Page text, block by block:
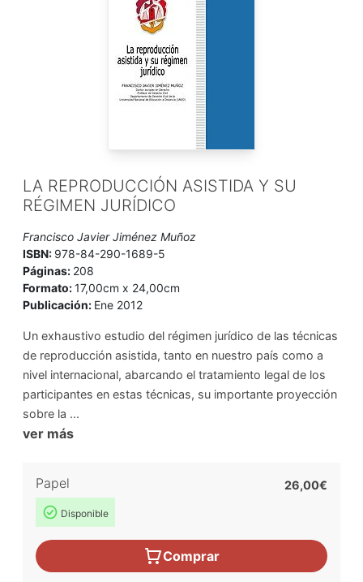
LA REPRODUCCIÓN ASISTIDA Y SU
RÉGIMEN JURÍDICO
Francisco Javier Jiménez Muñoz
ISBN: 978-84-290-1689-5
Páginas: 208
Formato:17,00cm x 24,00cm
Publicación: Ene 2012
Un exhaustivo estudio del régimen jurídico de las técnicas
de reproducción asistida, tanto en nuestro país como a
nivel internacional, abarcando el tratamiento legal de los
participantes en estas técnicas, su importante proyección
sobre la ...
ver más
Papel
Disponible
26,00€
Comprar